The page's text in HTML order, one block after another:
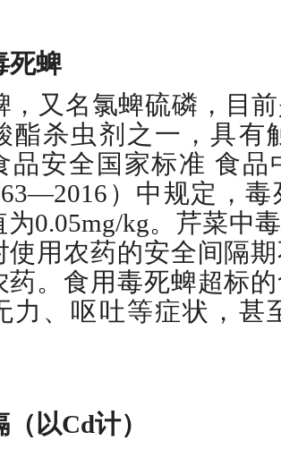
死蜱
，又名氯蜱硫磷，目
酯杀虫剂之一，具有
品安全国家标准 食品
）中规定，
为0.05mg/kg。芹菜中
使用农药的安全间隔
药。食用毒死蜱超标
力、呕吐等症状，甚
（以Cd计）